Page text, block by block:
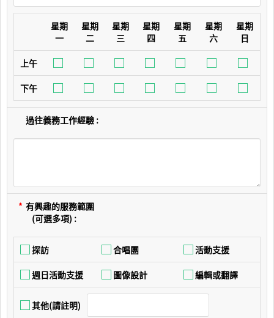
星期
一
星期
二
星期
三
星期
四
星期
五
星期
六
星期
日
上午
下午
過往義務工作經驗 :
* 有興趣的服務範圍
(可選多項) :
探訪 合唱團 活動支援
週日活動支援 圖像設計 編輯或翻譯
其他(請註明)